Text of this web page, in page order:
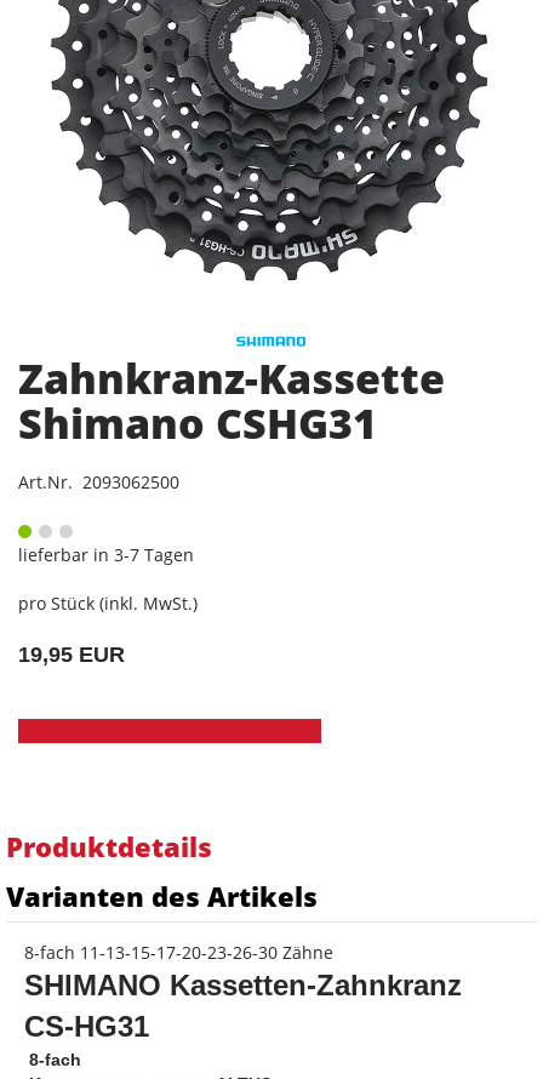
Zahnkranz-Kassette
Shimano CSHG31
Art.Nr. 2093062500
lieferbar in 3-7 Tagen
pro Stück (inkl. MwSt.)
19,95 EUR
Produktdetails
Varianten des Artikels
8-fach 11-13-15-17-20-23-26-30 Zähne
SHIMANO Kassetten-Zahnkranz
CS-HG31
 8-fach